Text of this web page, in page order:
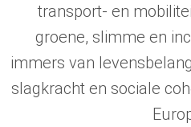
transport- en
groene, slimme en
immers van
slagkracht en sociale